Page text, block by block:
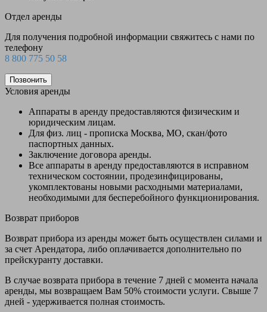
Отдел аренды
Для получения подробной информации свяжитесь с нами по
телефону
8 800 775 50 58
Позвонить
Условия аренды
Аппараты в аренду предоставляются физическим и
юридическим лицам.
Для физ. лиц - прописка Москва, МО, скан/фото
паспортных данных.
Заключение договора аренды.
Все аппараты в аренду предоставляются в исправном
техническом состоянии, продезинфицированы,
укомплектованы новыми расходными материалами,
необходимыми для бесперебойного функционирования.
Возврат приборов
Возврат прибора из аренды может быть осуществлен силами и
за счет Арендатора, либо оплачивается дополнительно по
прейскуранту доставки.
В случае возврата прибора в течение 7 дней с момента начала
аренды, мы возвращаем Вам 50% стоимости услуги. Свыше 7
дней - удерживается полная стоимость.